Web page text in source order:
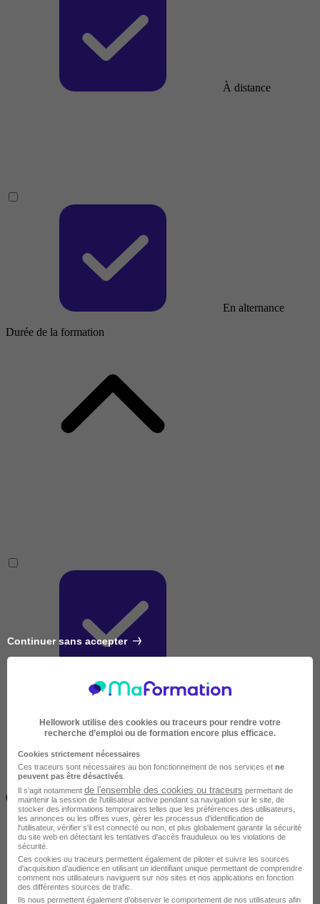
À distance
En alternance
Durée de la formation
(14h)
Continuer sans accepter
Hellowork utilise des cookies ou traceurs pour rendre votre
recherche d’emploi ou de formation encore plus efficace.
Cookies strictement nécessaires
Ces traceurs sont nécessaires au bon fonctionnement de nos services et ne
peuvent pas être désactivés
Il s'agit notamment de l'ensemble des cookies ou traceurs permettant de
maintenir la session de l'utilisateur active pendant sa navigation sur le site, de
stocker des informations temporaires telles que les préférences des utilisateurs,
les annonces ou les offres vues, gérer les processus d'identification de
l'utilisateur, vérifier s'il est connecté ou non, et plus globalement garantir la sécurité
du site web en détectant les tentatives d'accès frauduleux ou les violations de
sécurité.
Ces cookies ou traceurs permettent également de piloter et suivre les sources
d'acquisition d'audience en utilisant un identifiant unique permettant de comprendre
comment nos utilisateurs naviguent sur nos sites et nos applications en fonction
des différentes sources de trafic.
Ils nous permettent également d’observer le comportement de nos utilisateurs afin